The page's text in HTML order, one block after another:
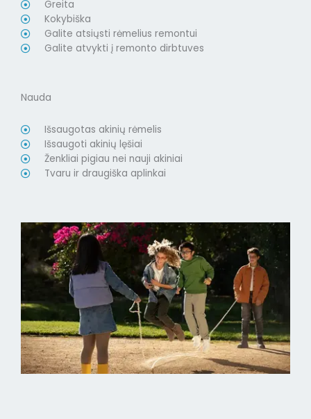
Greita
Kokybiška
Galite atsiųsti rėmelius remontui
Galite atvykti į remonto dirbtuves
Nauda
Išsaugotas akinių rėmelis
Išsaugoti akinių lęšiai
Ženkliai pigiau nei nauji akiniai
Tvaru ir draugiška aplinkai